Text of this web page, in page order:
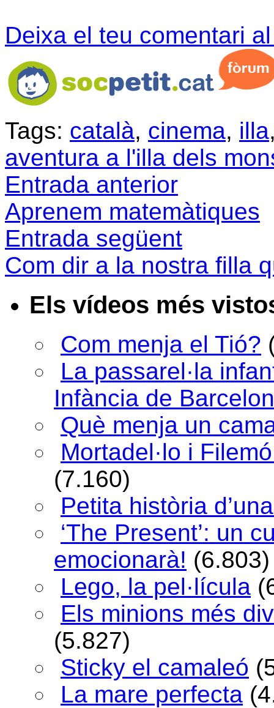
Deixa el teu comentari
Tags: català, cinema, illa
aventura a l'illa dels
Entrada anterior
Aprenem matemàtiques
Entrada següent
Com dir a la nostra filla
Els vídeos més
Com menja el Tió?
La passarel·la
Infància de
Què menja un
Mortadel·lo i
(7.160)
Petita història
‘The Present’: un
emocionarà! (6.803)
Lego, la pel·lícula
Els minions més
(5.827)
Sticky el camaleó
La mare perfecta